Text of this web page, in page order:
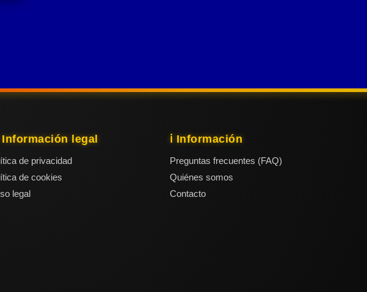
profesor
grandeza
ofrece una
Información legal
de privacidad
de cookies
legal
ℹ️ Información
Preguntas frecuentes (FAQ)
Quiénes somos
Contacto